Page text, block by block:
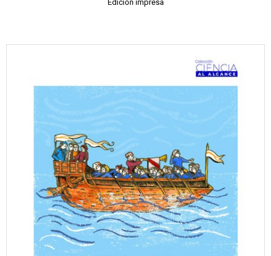
Edición impresa